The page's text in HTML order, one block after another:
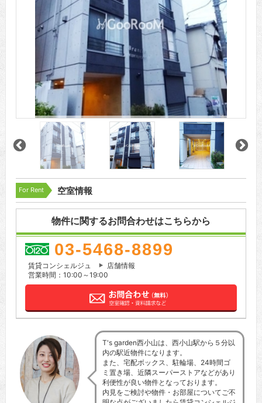
For Rent 空室情報
物件に関するお問合わせはこちらから
03-5468-8899
賃貸コンシェルジュ
店舗情報
営業時間：10:00～19:00
T's garden西小山は、西小山駅から５分以
内の駅近物件になります。
また、宅配ボックス、駐輪場、24時間ゴ
ミ置き場、近隣スーパーストアなどがあり
利便性が良い物件となっております。
内見をご検討や物件・お部屋についてご不